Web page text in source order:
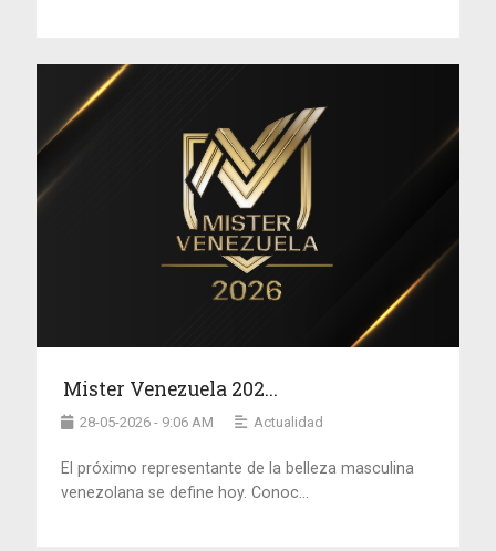
Mister Venezuela 202...
28-05-2026 - 9:06 AM Actualidad
El próximo representante de la belleza masculina
venezolana se define hoy. Conoc...